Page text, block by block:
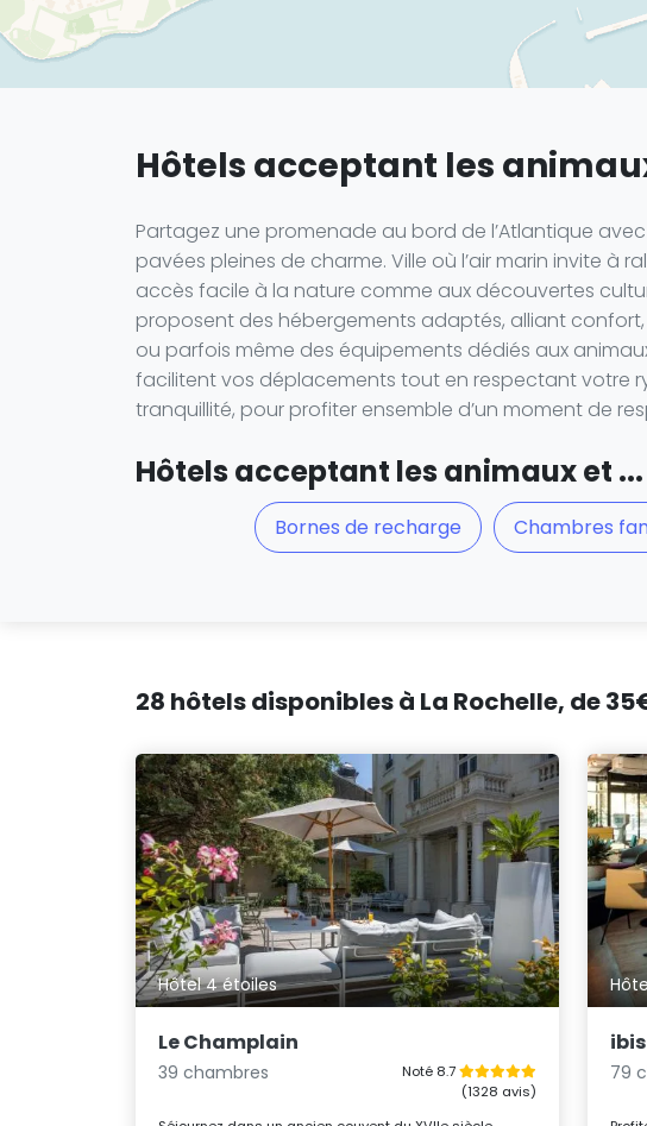
Hôtels acceptant les
Partagez une promenade au bord de l’Atlantique
pavées pleines de charme. Ville où l’air marin invite à
accès facile à la nature comme aux découvertes
proposent des hébergements adaptés, alliant
ou parfois même des équipements dédiés aux
facilitent vos déplacements tout en respectant votre
tranquillité, pour profiter ensemble d’un moment de
Hôtels acceptant les animaux et ...
Bornes de recharge Chambres
28 hôtels disponibles à La Rochelle, de
Hôtel 4 étoiles
Le Champlain
39 chambres
Noté 8.7
(1328 avis)
79